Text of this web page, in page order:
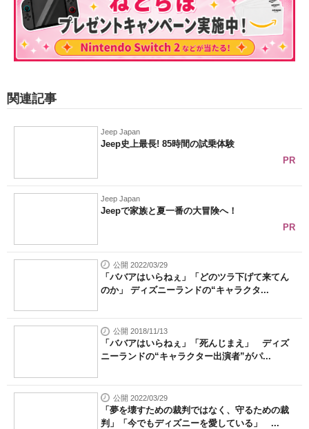
関連記事
Jeep Japan
Jeep史上最長! 85時間の試乗体験
PR
Jeep Japan
Jeepで家族と夏一番の大冒険へ！
PR
公開 2022/03/29
「ババアはいらねぇ」「どのツラ下げて来てん
のか」 ディズニーランドの“キャラクタ...
公開 2018/11/13
「ババアはいらねぇ」「死んじまえ」 ディズ
ニーランドの“キャラクター出演者”がパ...
公開 2022/03/29
「夢を壊すための裁判ではなく、守るための裁
判」「今でもディズニーを愛している」 ...